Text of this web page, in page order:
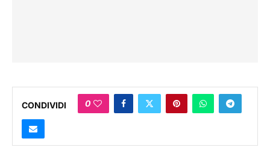
CONDIVIDI 0